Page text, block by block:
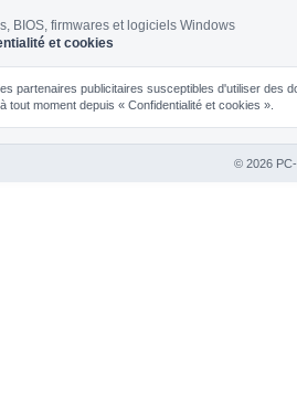
BIOS, firmwares et logiciels Windows
et cookies
partenaires publicitaires susceptibles d'utiliser
tout moment depuis « Confidentialité et cookies ».
© 2026